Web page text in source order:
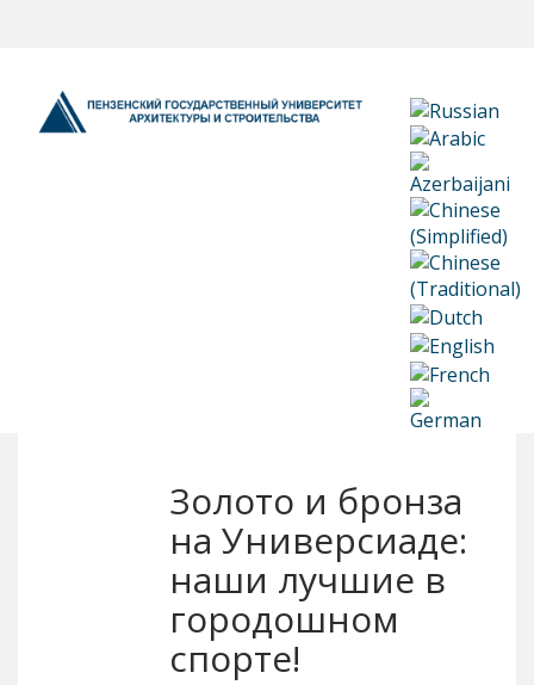
Золото и бронза
на Универсиаде:
наши лучшие в
городошном
спорте!